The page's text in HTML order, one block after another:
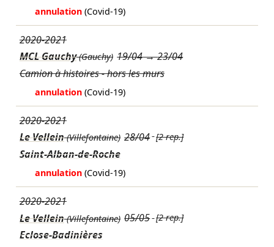
annulation (Covid-19)
2020-2021
MCL Gauchy(Gauchy) 19/04→23/04
Camion à histoires - hors les murs
annulation (Covid-19)
2020-2021
Le Vellein(Villefontaine) 28/04 [2 rep.]
Saint-Alban-de-Roche
annulation (Covid-19)
2020-2021
Le Vellein(Villefontaine) 05/05 [2 rep.]
Eclose-Badinières